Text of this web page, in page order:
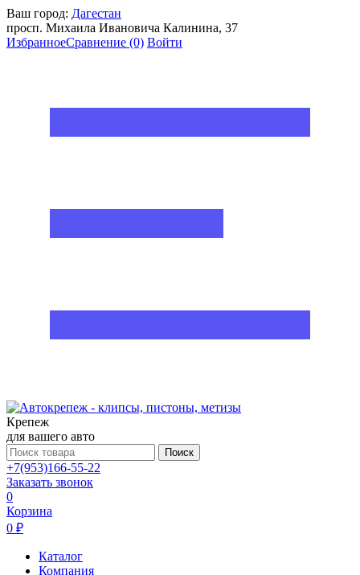
Ваш город: Дагестан
просп. Михаила Ивановича Калинина, 37
ИзбранноеСравнение (0) Войти
Крепеж
для вашего авто
Поиск
+7(953)166-55-22
Заказать звонок
0
Корзина
0 ₽
Каталог
Компания